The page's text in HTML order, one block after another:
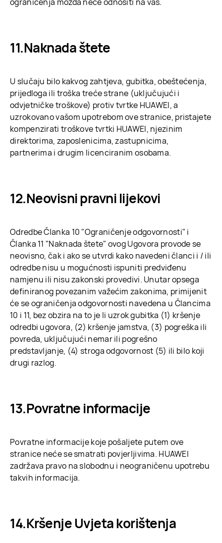
Naknada štete
U slučaju bilo kakvog zahtjeva, gubitka, obeštećenja,
prijedloga ili troška treće strane (uključujući i
odvjetničke troškove) protiv tvrtke HUAWEI, a
uzrokovano vašom upotrebom ove stranice, pristajete
kompenzirati troškove tvrtki HUAWEI, njezinim
direktorima, zaposlenicima, zastupnicima,
partnerima i drugim licenciranim osobama.
Neovisni pravni lijekovi
Odredbe Članka 10 "Ograničenje odgovornosti" i
Članka 11 "Naknada štete" ovog Ugovora provode se
neovisno, čak i ako se utvrdi kako navedeni članci i / ili
odredbe nisu u mogućnosti ispuniti predviđenu
namjenu ili nisu zakonski provedivi. Unutar opsega
definiranog povezanim važećim zakonima, primijenit
će se ograničenja odgovornosti navedena u Člancima
10 i 11, bez obzira na to je li uzrok gubitka (1) kršenje
odredbi ugovora, (2) kršenje jamstva, (3) pogreška ili
povreda, uključujući nemar ili pogrešno
predstavljanje, (4) stroga odgovornost (5) ili bilo koji
drugi razlog.
Povratne informacije
Povratne informacije koje pošaljete putem ove
stranice neće se smatrati povjerljivima. HUAWEI
zadržava pravo na slobodnu i neograničenu upotrebu
takvih informacija.
Kršenje Uvjeta korištenja